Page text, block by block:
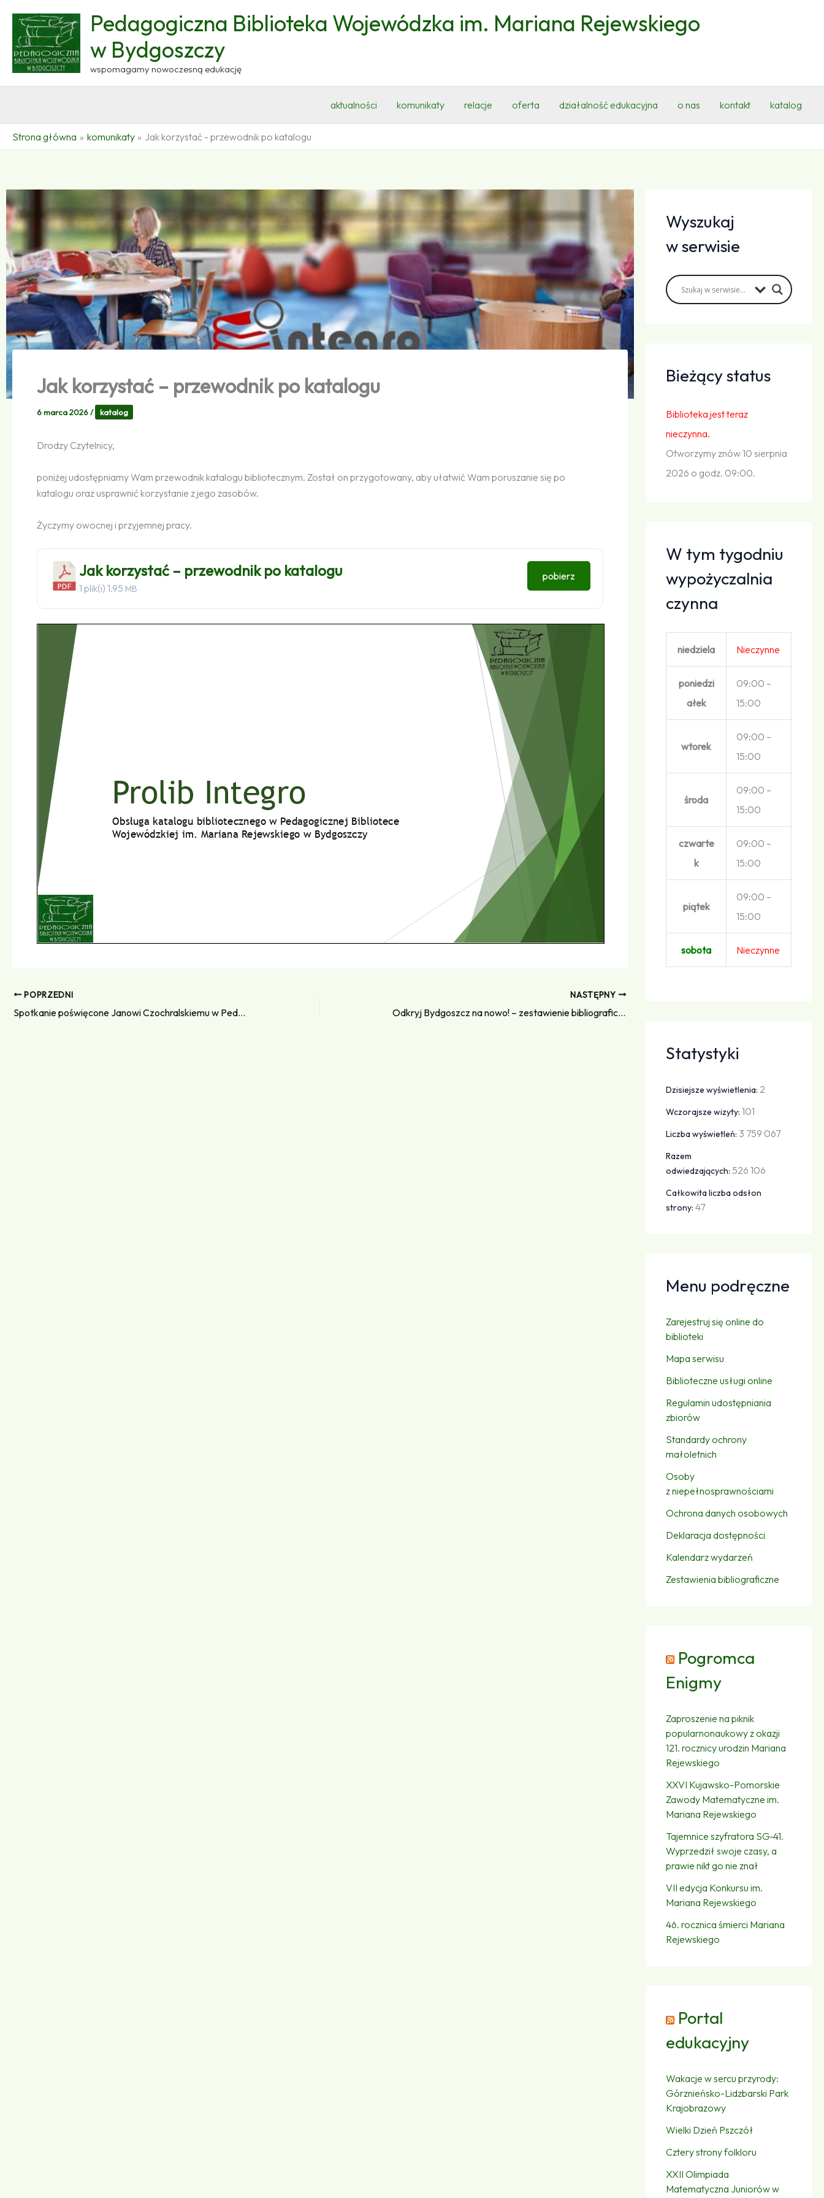
treści
Pedagogiczna Biblioteka Wojewódzka im. Mariana Rejewskiego
w Bydgoszczy
wspomagamy nowoczesną edukację
aktualności komunikaty relacje oferta działalność edukacyjna o nas kontakt katalog
Strona główna komunikaty Jak korzystać - przewodnik po katalogu
Jak korzystać – przewodnik po katalogu
6 marca 2026/ katalog
Drodzy Czytelnicy,
poniżej udostępniamy Wam przewodnik katalogu bibliotecznym. Został on przygotowany, aby ułatwić Wam poruszanie się po
katalogu oraz usprawnić korzystanie z jego zasobów.
Życzymy owocnej i przyjemnej pracy.
Jak korzystać – przewodnik po katalogu
1 plik(i) 1.95 MB
pobierz
POPRZEDNI
Spotkanie poświęcone Janowi Czochralskiemu w Pedagogicznej Bibliotece Wojewódzkiej
NASTĘPNY
Odkryj Bydgoszcz na nowo! – zestawienie bibliograficzne
Wyszukaj
w serwisie
Bieżący status
Biblioteka jest teraz
nieczynna.
Otworzymy znów 10 sierpnia
2026 o godz. 09:00.
W tym tygodniu
wypożyczalnia
czynna
niedziela Nieczynne
poniedzi
ałek
09:00 –
15:00
wtorek
09:00 –
15:00
środa
09:00 –
15:00
czwarte
k
09:00 –
15:00
piątek
09:00 –
15:00
sobota Nieczynne
Statystyki
Dzisiejsze wyświetlenia: 2
Wczorajsze wizyty:101
Liczba wyświetleń: 3 759 067
Razem
odwiedzających: 526 106
Całkowita liczba odsłon
strony:47
Menu podręczne
Zarejestruj się online do
biblioteki
Mapa serwisu
Biblioteczne usługi online
Regulamin udostępniania
zbiorów
Standardy ochrony
małoletnich
Osoby
z niepełnosprawnościami
Ochrona danych osobowych
Deklaracja dostępności
Kalendarz wydarzeń
Zestawienia bibliograficzne
Pogromca
Enigmy
Zaproszenie na piknik
popularnonaukowy z okazji
121. rocznicy urodzin Mariana
Rejewskiego
XXVI Kujawsko-Pomorskie
Zawody Matematyczne im.
Mariana Rejewskiego
Tajemnice szyfratora SG‑41.
Wyprzedził swoje czasy, a
prawie nikt go nie znał
VII edycja Konkursu im.
Mariana Rejewskiego
46. rocznica śmierci Mariana
Rejewskiego
Portal
edukacyjny
Wakacje w sercu przyrody:
Górznieńsko-Lidzbarski Park
Krajobrazowy
Wielki Dzień Pszczół
Cztery strony folkloru
XXII Olimpiada
Matematyczna Juniorów w